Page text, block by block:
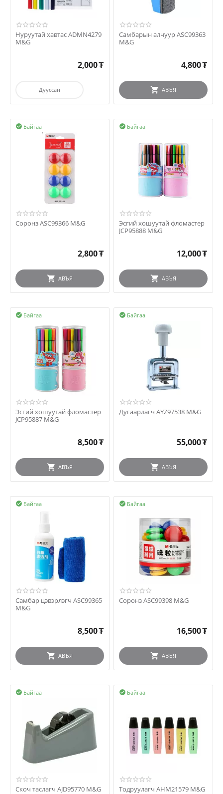
Нуруутай хавтас ADMN4279
M&G
2,000₮
Дууссан
Самбарын алчуур ASC99363
M&G
4,800₮
АВЪЯ
Байгаа

Соронз ASC99366 M&G
2,800₮
АВЪЯ
Байгаа

Эсгий хошуутай фломастер
JCP95888 M&G
12,000₮
АВЪЯ
Байгаа

Эсгий хошуутай фломастер
JCP95887 M&G
8,500₮
АВЪЯ
Байгаа

Дугаарлагч AYZ97538 M&G
55,000₮
АВЪЯ
Байгаа

Самбар цэвэрлэгч ASC99365
M&G
8,500₮
АВЪЯ
Байгаа

Соронз ASC99398 M&G
16,500₮
АВЪЯ
Байгаа

Скоч таслагч AJD95770 M&G
Байгаа

Тодруулагч AHM21579 M&G